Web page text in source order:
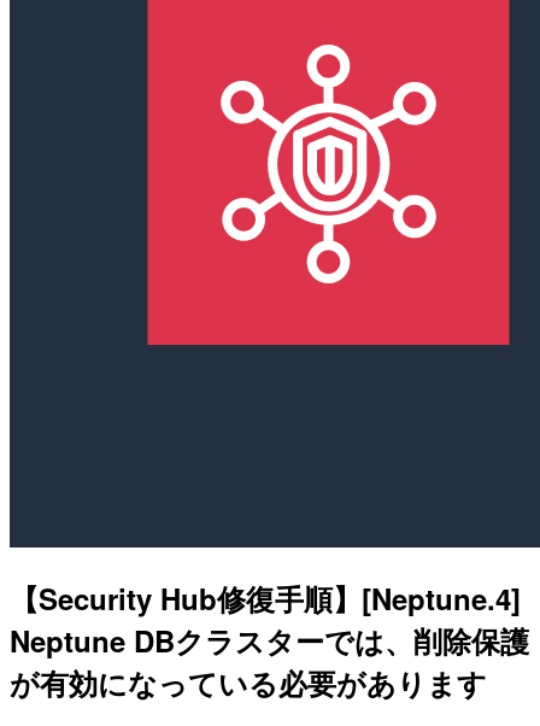
【Security Hub修復手順】[Neptune.4]
Neptune DBクラスターでは、削除保護
が有効になっている必要があります